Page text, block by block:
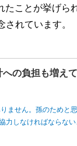
ことが挙げら
れています。
の負担も増え
ません。孫のためと
しなければならない